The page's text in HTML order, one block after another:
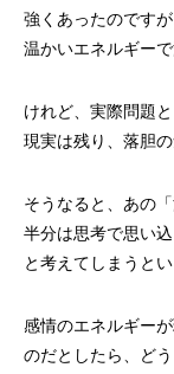
強くあったのです
温かいエネルギー
けれど、実際問題
現実は残り、落胆
そうなると、あの
半分は思考で思い
と考えてしまうとい
感情のエネルギー
のだとしたら、ど